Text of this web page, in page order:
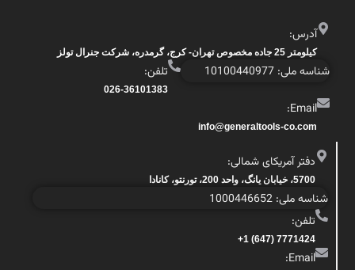
آدرس:
کیلومتر 25 جاده مخصوص تهران- کرج، گرمدره، شرکت جنرال تولز
شناسه ملی: 10100440977 تلفن:
026-36101383
Email:
info@generaltools-co.com
دفتر آمریکای شمالی:
5700، خیابان یانگ، واحد 200، تورنتو، کانادا
شناسه ملی: 1000446652
تلفن:
7771424 (647) 1+
Email: